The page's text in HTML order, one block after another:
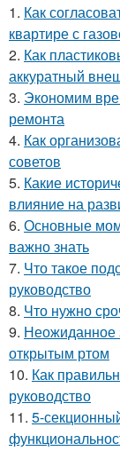
1. Как
квартире с
2. Как
аккуратный
3. Экономим
ремонта
4. Как
советов
5. Какие
влияние на
6. Основные
важно знать
7. Что такое
руководство
8. Что нужно
9. Неожиданное
открытым ртом
10. Как
руководство
11. 5-